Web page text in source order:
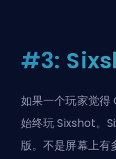
#3:
如果一个玩家觉
始终玩 Sixshot。
版。不是屏幕上有